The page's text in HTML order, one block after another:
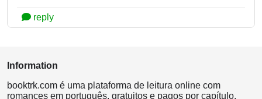
reply
Information
booktrk.com é uma plataforma de leitura online com
romances em português, gratuitos e pagos por capítulo.